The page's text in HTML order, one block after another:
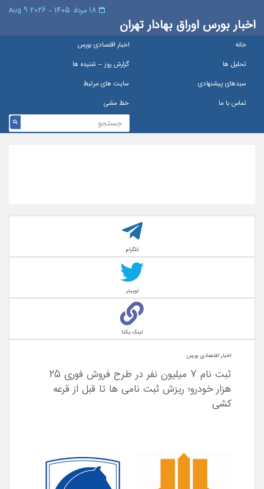
اخبار بورس اوراق بهادار تهران
خانه
اخبار اقتصادی بورس
تحلیل ها
گزارش روز – شنيده ها
سبدهای پیشنهادی
سایت های مرتبط
تماس با ما
خط مشی
تلگرام
توییتر
لینک یکتا
اخبار اقتصادی بورس
ثبت نام ۷ میلیون نفر در طرح فروش فوری ۲۵
هزار خودرو؛ ریزش ثبت نامی ها تا قبل از قرعه
کشی